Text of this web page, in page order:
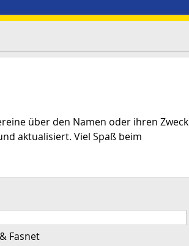
über den Namen oder ihren Zweck
aktualisiert. Viel Spaß beim
Fasnet